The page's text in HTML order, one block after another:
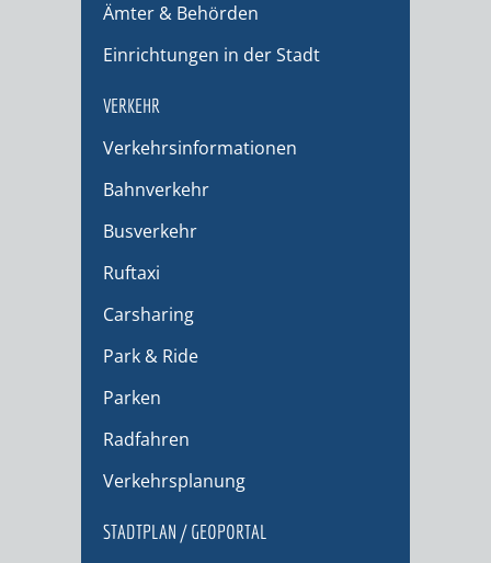
Ämter & Behörden
Einrichtungen in der Stadt
VERKEHR
Verkehrsinformationen
Bahnverkehr
Busverkehr
Ruftaxi
Carsharing
Park & Ride
Parken
Radfahren
Verkehrsplanung
STADTPLAN / GEOPORTAL